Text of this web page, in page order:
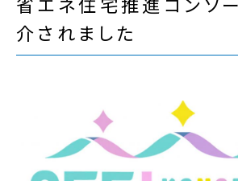
介されました